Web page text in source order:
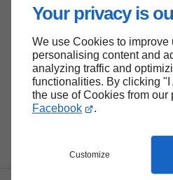
Your privacy is
We use Cookies to improve
personalising content and
analyzing traffic and
functionalities. By clicking
the use of Cookies from our
Facebook
.
Customize
Nos réalisations
Plan du site
HAUT